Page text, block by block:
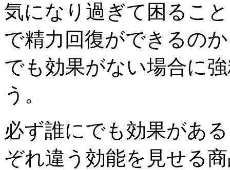
気になり過ぎて困るこ
で精力回復ができるの
でも効果がない場合に
う。
必ず誰にでも効果があ
ぞれ違う効能を見せる